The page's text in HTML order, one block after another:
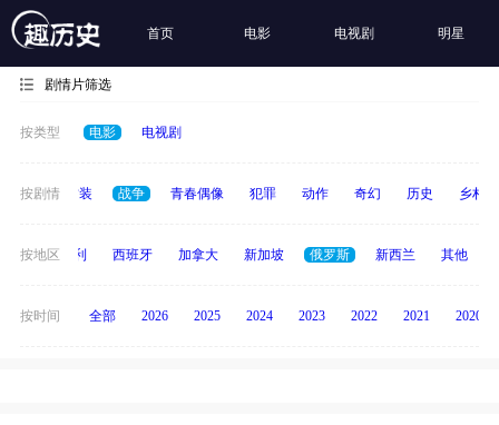
首页 电影 电视剧 明星
剧情片筛选
按类型 电影 电视剧
按剧情
惊悚 古装 战争 青春偶像 犯罪 动作 奇幻 历史 乡村
按地区
度 意大利 西班牙 加拿大 新加坡 俄罗斯 新西兰 其他
按时间 全部 2026 2025 2024 2023 2022 2021 2020